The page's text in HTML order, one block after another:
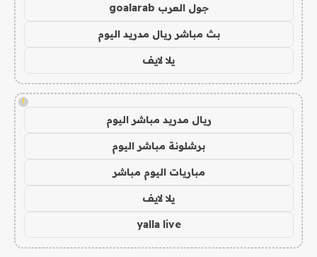
جول العرب goalarab
بث مباشر ريال مدريد اليوم
يلا لايف
!
ريال مدريد مباشر اليوم
برشلونة مباشر اليوم
مباريات اليوم مباشر
يلا لايف
yalla live